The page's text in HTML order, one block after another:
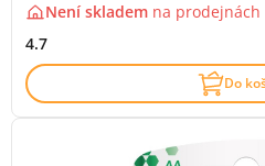
Není skladem na prodejnách
4.7
Do